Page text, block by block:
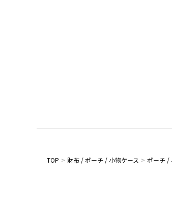
TOP > 財布 / ポーチ / 小物ケース > ポーチ /